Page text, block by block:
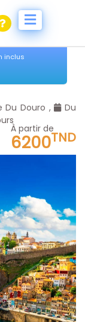
inclus
Du Douro ,
Du
À partir de
6200TND